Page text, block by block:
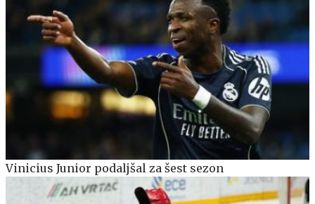
Vinicius Junior podaljšal za šest sezon